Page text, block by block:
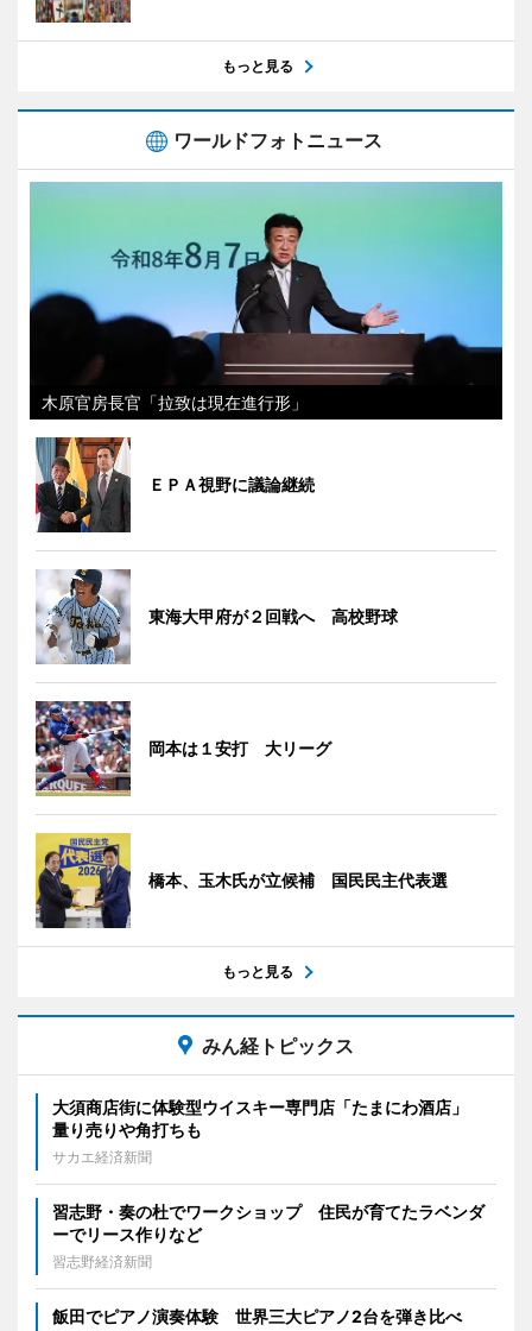
もっと見る
ワールドフォトニュース
木原官房長官「拉致は現在進行形」
ＥＰＡ視野に議論継続
東海大甲府が２回戦へ 高校野球
岡本は１安打 大リーグ
橋本、玉木氏が立候補 国民民主代表選
もっと見る
みん経トピックス
大須商店街に体験型ウイスキー専門店「たまにわ酒店」
量り売りや角打ちも
サカエ経済新聞
習志野・奏の杜でワークショップ 住民が育てたラベンダ
ーでリース作りなど
習志野経済新聞
飯田でピアノ演奏体験 世界三大ピアノ2台を弾き比べ